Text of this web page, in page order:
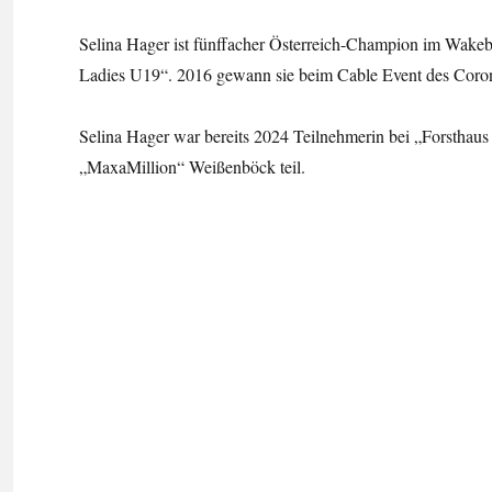
Selina Hager ist fünffacher Österreich-Champion im
Ladies U19“. 2016 gewann sie beim Cable Event des
Selina Hager war bereits 2024 Teilnehmerin bei
„MaxaMillion“ Weißenböck teil.